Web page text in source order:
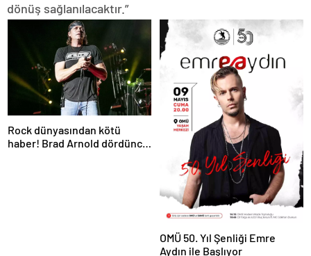
dönüş sağlanılacaktır.”
Rock dünyasından kötü
haber! Brad Arnold dördüncü
OMÜ 50. Yıl Şenliği Emre
Aydın ile Başlıyor